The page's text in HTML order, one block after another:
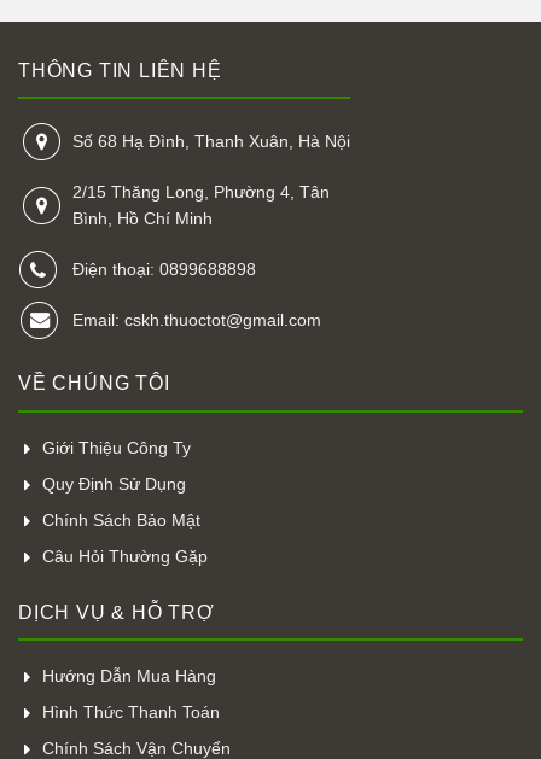
THÔNG TIN LIÊN HỆ
Số 68 Hạ Đình, Thanh Xuân, Hà Nội
2/15 Thăng Long, Phường 4, Tân
Bình, Hồ Chí Minh
Điện thoại: 0899688898
Email: cskh.thuoctot@gmail.com
VỀ CHÚNG TÔI
Giới Thiệu Công Ty
Quy Định Sử Dụng
Chính Sách Bảo Mật
Câu Hỏi Thường Gặp
DỊCH VỤ & HỖ TRỢ
Hướng Dẫn Mua Hàng
Hình Thức Thanh Toán
Chính Sách Vận Chuyển